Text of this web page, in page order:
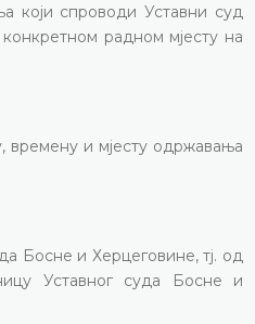
који спроводи Уставни суд
радном мјесту на
времену и мјесту одржавања
Босне и Херцеговине, тј. од
Уставног суда Босне и